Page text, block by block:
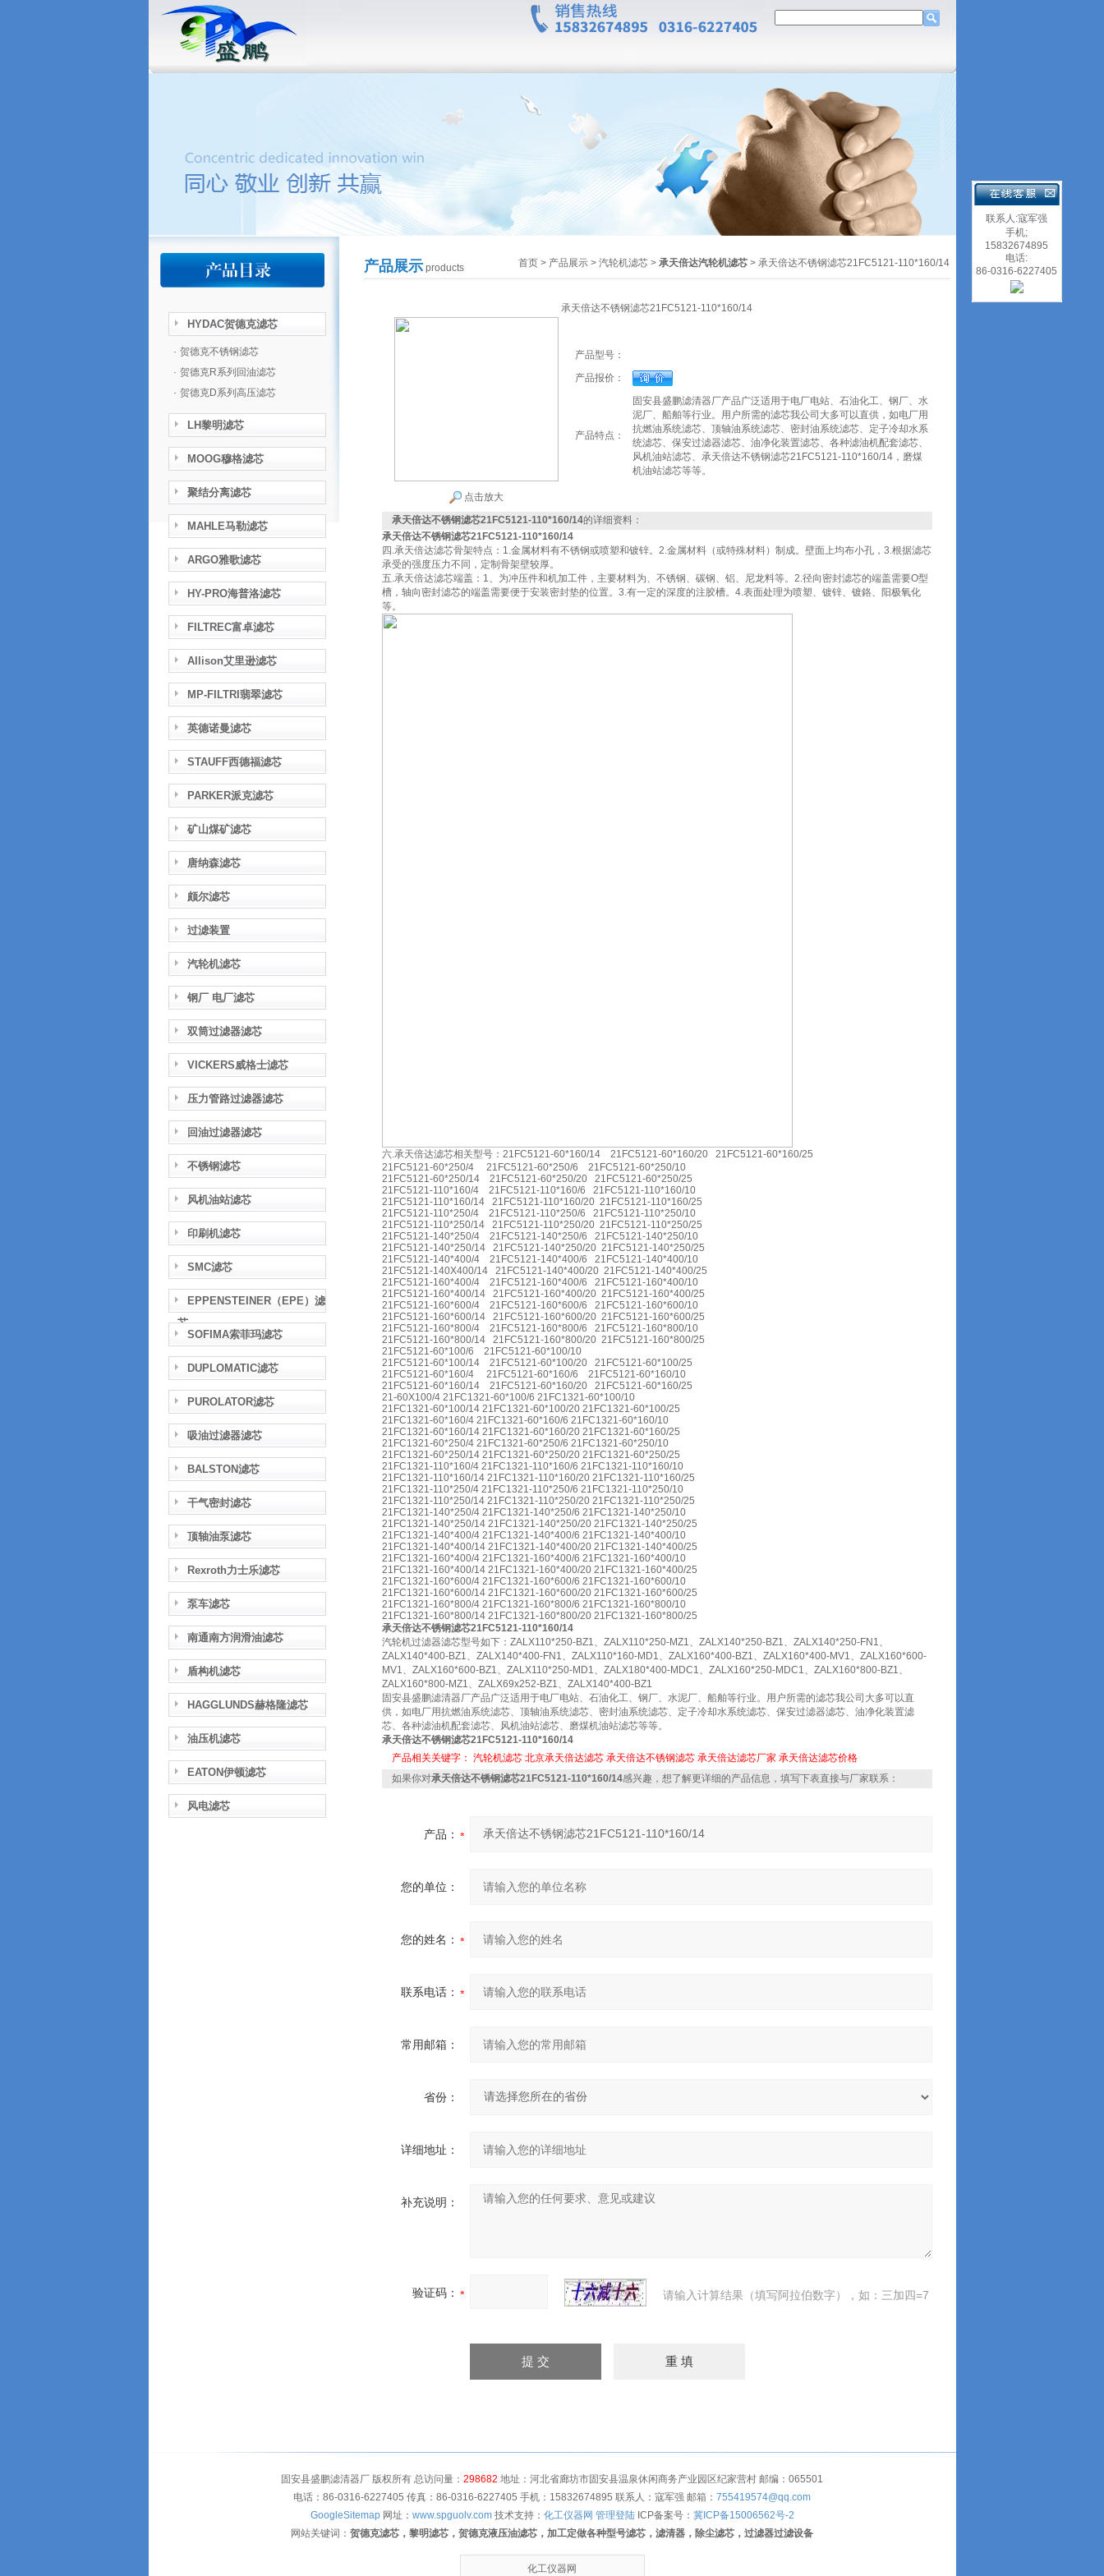
HYDAC贺德克滤芯
· 贺德克不锈钢滤芯
· 贺德克R系列回油滤芯
· 贺德克D系列高压滤芯
LH黎明滤芯
MOOG穆格滤芯
聚结分离滤芯
MAHLE马勒滤芯
ARGO雅歌滤芯
HY-PRO海普洛滤芯
FILTREC富卓滤芯
Allison艾里逊滤芯
MP-FILTRI翡翠滤芯
英德诺曼滤芯
STAUFF西德福滤芯
PARKER派克滤芯
矿山煤矿滤芯
唐纳森滤芯
颇尔滤芯
过滤装置
汽轮机滤芯
钢厂 电厂滤芯
双筒过滤器滤芯
VICKERS威格士滤芯
压力管路过滤器滤芯
回油过滤器滤芯
不锈钢滤芯
风机油站滤芯
印刷机滤芯
SMC滤芯
EPPENSTEINER（EPE）滤
芯
SOFIMA索菲玛滤芯
DUPLOMATIC滤芯
PUROLATOR滤芯
吸油过滤器滤芯
BALSTON滤芯
干气密封滤芯
顶轴油泵滤芯
Rexroth力士乐滤芯
泵车滤芯
南通南方润滑油滤芯
盾构机滤芯
HAGGLUNDS赫格隆滤芯
油压机滤芯
EATON伊顿滤芯
风电滤芯
产品展示 products 首页 > 产品展示 > 汽轮机滤芯 > 承天倍达汽轮机滤芯 > 承天倍达不锈钢滤芯21FC5121-110*160/14
承天倍达不锈钢滤芯21FC5121-110*160/14
点击放大
产品型号：
产品报价：
产品特点：
固安县盛鹏滤清器厂产品广泛适用于电厂电站、石油化工、钢厂、水
泥厂、船舶等行业。用户所需的滤芯我公司大多可以直供，如电厂用
抗燃油系统滤芯、顶轴油系统滤芯、密封油系统滤芯、定子冷却水系
统滤芯、保安过滤器滤芯、油净化装置滤芯、各种滤油机配套滤芯、
风机油站滤芯、承天倍达不锈钢滤芯21FC5121-110*160/14，磨煤
机油站滤芯等等。
承天倍达不锈钢滤芯21FC5121-110*160/14的详细资料：
承天倍达不锈钢滤芯21FC5121-110*160/14
四.承天倍达滤芯骨架特点：1.金属材料有不锈钢或喷塑和镀锌。2.金属材料（或特殊材料）制成。壁面上均布小孔，3.根据滤芯
承受的强度压力不同，定制骨架壁较厚。
五.承天倍达滤芯端盖：1、为冲压件和机加工件，主要材料为、不锈钢、碳钢、铝、尼龙料等。2.径向密封滤芯的端盖需要O型
槽，轴向密封滤芯的端盖需要便于安装密封垫的位置。3.有一定的深度的注胶槽。4.表面处理为喷塑、镀锌、镀鉻、阳极氧化
等。
六.承天倍达滤芯相关型号：21FC5121-60*160/14 21FC5121-60*160/20 21FC5121-60*160/25
21FC5121-60*250/4 21FC5121-60*250/6 21FC5121-60*250/10
21FC5121-60*250/14 21FC5121-60*250/20 21FC5121-60*250/25
21FC5121-110*160/4 21FC5121-110*160/6 21FC5121-110*160/10
21FC5121-110*160/14 21FC5121-110*160/20 21FC5121-110*160/25
21FC5121-110*250/4 21FC5121-110*250/6 21FC5121-110*250/10
21FC5121-110*250/14 21FC5121-110*250/20 21FC5121-110*250/25
21FC5121-140*250/4 21FC5121-140*250/6 21FC5121-140*250/10
21FC5121-140*250/14 21FC5121-140*250/20 21FC5121-140*250/25
21FC5121-140*400/4 21FC5121-140*400/6 21FC5121-140*400/10
21FC5121-140X400/14 21FC5121-140*400/20 21FC5121-140*400/25
21FC5121-160*400/4 21FC5121-160*400/6 21FC5121-160*400/10
21FC5121-160*400/14 21FC5121-160*400/20 21FC5121-160*400/25
21FC5121-160*600/4 21FC5121-160*600/6 21FC5121-160*600/10
21FC5121-160*600/14 21FC5121-160*600/20 21FC5121-160*600/25
21FC5121-160*800/4 21FC5121-160*800/6 21FC5121-160*800/10
21FC5121-160*800/14 21FC5121-160*800/20 21FC5121-160*800/25
21FC5121-60*100/6 21FC5121-60*100/10
21FC5121-60*100/14 21FC5121-60*100/20 21FC5121-60*100/25
21FC5121-60*160/4 21FC5121-60*160/6 21FC5121-60*160/10
21FC5121-60*160/14 21FC5121-60*160/20 21FC5121-60*160/25
21-60X100/4 21FC1321-60*100/6 21FC1321-60*100/10
21FC1321-60*100/14 21FC1321-60*100/20 21FC1321-60*100/25
21FC1321-60*160/4 21FC1321-60*160/6 21FC1321-60*160/10
21FC1321-60*160/14 21FC1321-60*160/20 21FC1321-60*160/25
21FC1321-60*250/4 21FC1321-60*250/6 21FC1321-60*250/10
21FC1321-60*250/14 21FC1321-60*250/20 21FC1321-60*250/25
21FC1321-110*160/4 21FC1321-110*160/6 21FC1321-110*160/10
21FC1321-110*160/14 21FC1321-110*160/20 21FC1321-110*160/25
21FC1321-110*250/4 21FC1321-110*250/6 21FC1321-110*250/10
21FC1321-110*250/14 21FC1321-110*250/20 21FC1321-110*250/25
21FC1321-140*250/4 21FC1321-140*250/6 21FC1321-140*250/10
21FC1321-140*250/14 21FC1321-140*250/20 21FC1321-140*250/25
21FC1321-140*400/4 21FC1321-140*400/6 21FC1321-140*400/10
21FC1321-140*400/14 21FC1321-140*400/20 21FC1321-140*400/25
21FC1321-160*400/4 21FC1321-160*400/6 21FC1321-160*400/10
21FC1321-160*400/14 21FC1321-160*400/20 21FC1321-160*400/25
21FC1321-160*600/4 21FC1321-160*600/6 21FC1321-160*600/10
21FC1321-160*600/14 21FC1321-160*600/20 21FC1321-160*600/25
21FC1321-160*800/4 21FC1321-160*800/6 21FC1321-160*800/10
21FC1321-160*800/14 21FC1321-160*800/20 21FC1321-160*800/25
承天倍达不锈钢滤芯21FC5121-110*160/14
汽轮机过滤器滤芯型号如下：ZALX110*250-BZ1、ZALX110*250-MZ1、ZALX140*250-BZ1、ZALX140*250-FN1、
ZALX140*400-BZ1、ZALX140*400-FN1、ZALX110*160-MD1、ZALX160*400-BZ1、ZALX160*400-MV1、ZALX160*600-
MV1、ZALX160*600-BZ1、ZALX110*250-MD1、ZALX180*400-MDC1、ZALX160*250-MDC1、ZALX160*800-BZ1、
ZALX160*800-MZ1、ZALX69x252-BZ1、ZALX140*400-BZ1
固安县盛鹏滤清器厂产品广泛适用于电厂电站、石油化工、钢厂、水泥厂、船舶等行业。用户所需的滤芯我公司大多可以直
供，如电厂用抗燃油系统滤芯、顶轴油系统滤芯、密封油系统滤芯、定子冷却水系统滤芯、保安过滤器滤芯、油净化装置滤
芯、各种滤油机配套滤芯、风机油站滤芯、磨煤机油站滤芯等等。
承天倍达不锈钢滤芯21FC5121-110*160/14
产品相关关键字： 汽轮机滤芯 北京承天倍达滤芯 承天倍达不锈钢滤芯 承天倍达滤芯厂家 承天倍达滤芯价格
如果你对承天倍达不锈钢滤芯21FC5121-110*160/14感兴趣，想了解更详细的产品信息，填写下表直接与厂家联系：
产品：
您的单位：
您的姓名：
联系电话：
常用邮箱：
省份：
详细地址：
补充说明：
验证码： 请输入计算结果（填写阿拉伯数字），如：三加四=7
固安县盛鹏滤清器厂 版权所有 总访问量： 298682 地址：河北省廊坊市固安县温泉休闲商务产业园区纪家营村 邮编：065501
电话：86-0316-6227405 传真：86-0316-6227405 手机：15832674895 联系人：寇军强 邮箱： 755419574@qq.com
GoogleSitemap网址： www.spguolv.com技术支持： 化工仪器网 管理登陆ICP备案号： 冀ICP备15006562号-2
网站关键词： 贺德克滤芯，黎明滤芯，贺德克液压油滤芯，加工定做各种型号滤芯，滤清器，除尘滤芯，过滤器过滤设备
联系人:寇军强
手机;
15832674895
电话:
86-0316-6227405
化工仪器网